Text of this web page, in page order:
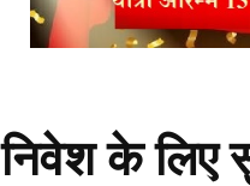
निवेश के लिए